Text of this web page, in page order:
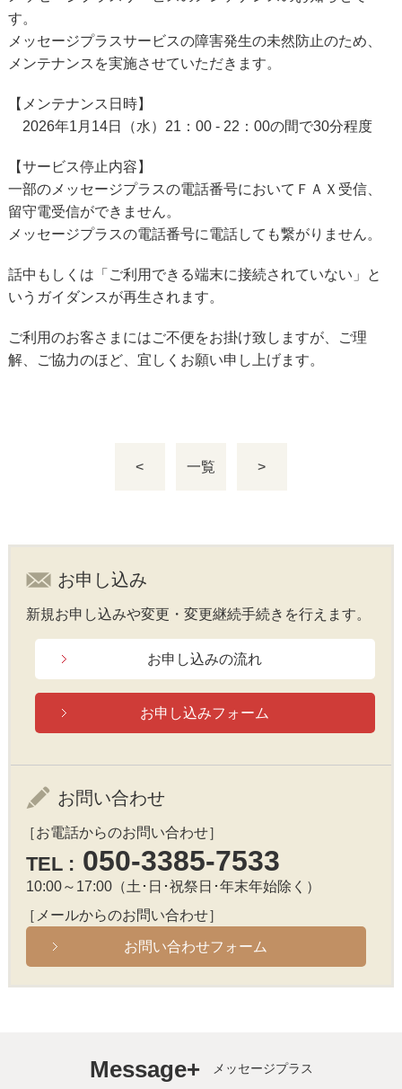
す。
メッセージプラスサービスの障害発生の未然防止のため、
メンテナンスを実施させていただきます。
【メンテナンス日時】
2026年1月14日（水）21：00 - 22：00の間で30分程度
【サービス停止内容】
一部のメッセージプラスの電話番号においてＦＡＸ受信、
留守電受信ができません。
メッセージプラスの電話番号に電話しても繋がりません。
話中もしくは「ご利用できる端末に接続されていない」と
いうガイダンスが再生されます。
ご利用のお客さまにはご不便をお掛け致しますが、ご理
解、ご協力のほど、宜しくお願い申し上げます。
< 一覧 >
お申し込み
新規お申し込みや変更・変更継続手続きを行えます。
お申し込みの流れ
お申し込みフォーム
お問い合わせ
［お電話からのお問い合わせ］
TEL : 050-3385-7533
10:00～17:00（土･日･祝祭日･年末年始除く）
［メールからのお問い合わせ］
お問い合わせフォーム
Message+メッセージプラス